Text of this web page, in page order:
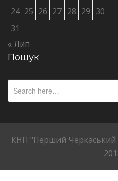
24 25 26 27 28 29 30
31
« Лип
Пошук
КНП "Перший